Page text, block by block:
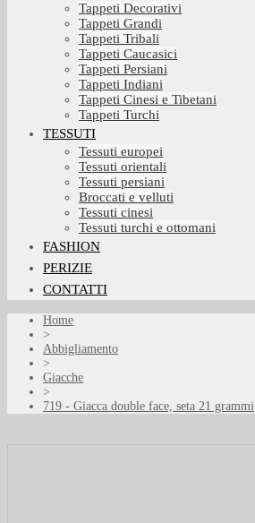
Tappeti Decorativi
Tappeti Grandi
Tappeti Tribali
Tappeti Caucasici
Tappeti Persiani
Tappeti Indiani
Tappeti Cinesi e Tibetani
Tappeti Turchi
TESSUTI
Tessuti europei
Tessuti orientali
Tessuti persiani
Broccati e velluti
Tessuti cinesi
Tessuti turchi e ottomani
FASHION
PERIZIE
CONTATTI
Home
>
Abbigliamento
>
Giacche
>
719 - Giacca double face, seta 21 grammi